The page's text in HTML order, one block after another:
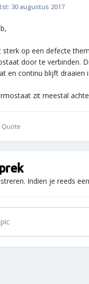
30 augustus 2017
sterk op een defecte
door te verbinden.
en continu blijft
zit meestal
Quote
Indien je reeds